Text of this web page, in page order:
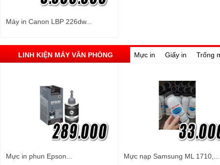
Máy in Canon LBP 226dw...
LINH KIỆN MÁY VĂN PHÒNG Mực in Giấy in Trống
Mực in phun Epson... Mực nạp Samsung ML 1710,...